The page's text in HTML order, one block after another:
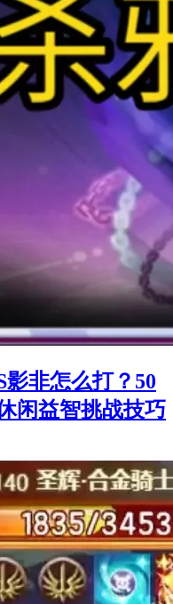
影非怎么打？50
闲益智挑战技巧